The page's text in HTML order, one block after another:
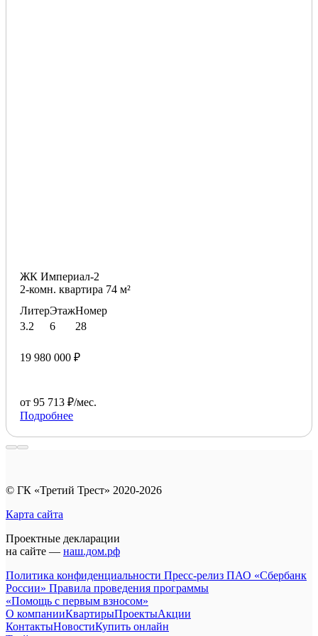
ЖК Империал-2
2-комн. квартира 74 м²
Литер
3.2
Этаж
6
Номер
28
19 980 000 ₽
от 95 713 ₽/мес.
Подробнее
© ГК «Третий Трест» 2020-2026
Карта сайта
Проектные декларации
на сайте — наш.дом.рф
Политика конфиденциальности Пресс-релиз ПАО «Сбербанк
России» Правила проведения программы
«Помощь с первым взносом»
О компанииКвартирыПроектыАкции
КонтактыНовостиКупить онлайн